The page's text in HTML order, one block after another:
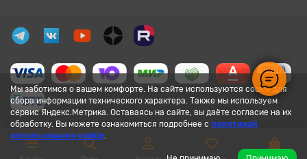
Мы заботимся о вашем комфорте. На сайте используются cookie для
сбора информации технического характера. Также мы используем
сервис Яндекс.Метрика. Оставаясь на сайте, вы даёте согласие на их
обработку. Вы можете ознакомиться подробнее с политикой
использования cookie.